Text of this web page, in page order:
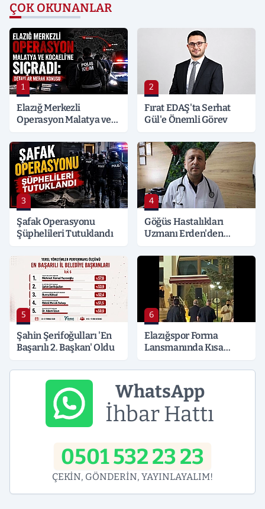
ÇOK OKUNANLAR
1
Elazığ Merkezli
Operasyon Malatya ve
Detaylar Merak Konusu
2
Fırat EDAŞ'ta Serhat
Gül'e Önemli Görev
3
Şafak Operasyonu
Şüphelileri Tutuklandı
4
Göğüs Hastalıkları
Uzmanı Erden'den
5
Şahin Şerifoğulları 'En
Başarılı 2. Başkan' Oldu
6
Elazığspor Forma
Lansmanında Kısa
WhatsApp
İhbar Hattı
0501 532 23 23
ÇEKİN, GÖNDERİN, YAYINLAYALIM!